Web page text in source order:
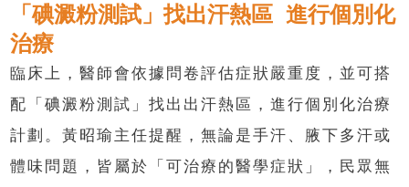
「碘澱粉測試」找出汗熱區 進行個別化
治療
臨床上，醫師會依據問卷評估症狀嚴重度，並可搭
配「碘澱粉測試」找出出汗熱區，進行個別化治療
計劃。黃昭瑜主任提醒，無論是手汗、腋下多汗或
體味問題，皆屬於「可治療的醫學症狀」，民眾無